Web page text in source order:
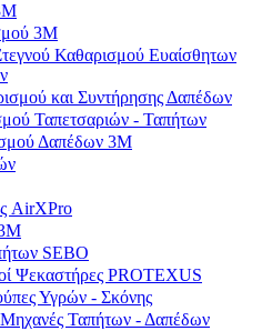
3Μ
Καθαρισμού Ευαίσθητων
και Συντήρησης Δαπέδων
Ταπετσαριών - Ταπήτων
Δαπέδων 3Μ
AirXPro
SEBO
Ψεκαστήρες PROTEXUS
Υγρών - Σκόνης
Μηχανές Ταπήτων - Δαπέδων